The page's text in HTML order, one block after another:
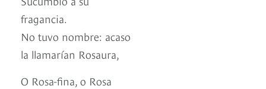
fragancia.
No tuvo nombre: acaso
la llamarían Rosaura,
O Rosa-fina, o Rosa